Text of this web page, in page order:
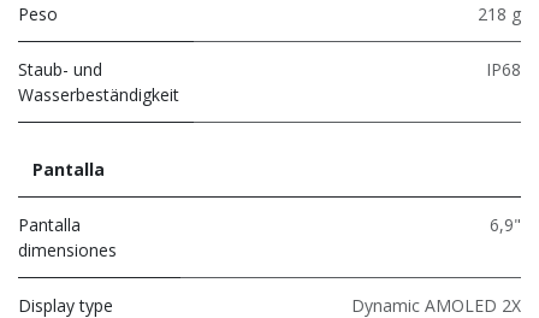
Peso 218 g
Staub- und
Wasserbeständigkeit
IP68
Pantalla
Pantalla
dimensiones
6,9"
Display type Dynamic AMOLED 2X